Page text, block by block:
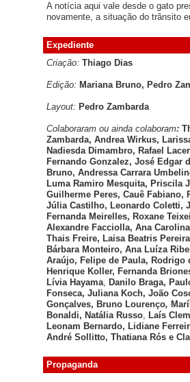
A notícia aqui vale desde o gato
novamente, a situação do trânsito
Expediente
Criação: Thiago Dias
Edição: Mariana Bruno, Pedro
Layout: Pedro Zambarda
Colaboraram ou ainda colaboram:
Zambarda, Andrea Wirkus,
Nadiesda Dimambro, Rafael
Fernando Gonzalez, José Edgar
Bruno, Andressa Carrara
Luma Ramiro Mesquita, Priscila
Guilherme Peres, Cauê Fabiano,
Júlia Castilho, Leonardo Coletti,
Fernanda Meirelles, Roxane
Alexandre Facciolla, Ana
Thais Freire, Laisa Beatris
Bárbara Monteiro, Ana Luíza
Araújo, Felipe de Paula, Rodrigo
Henrique Koller, Fernanda
Lívia Hayama, Danilo Braga,
Fonseca, Juliana Koch, João
Gonçalves, Bruno Lourenço,
Bonaldi, Natália Russo, Laís
Leonam Bernardo, Lidiane
André Sollitto, Thatiana Rós e
Propaganda